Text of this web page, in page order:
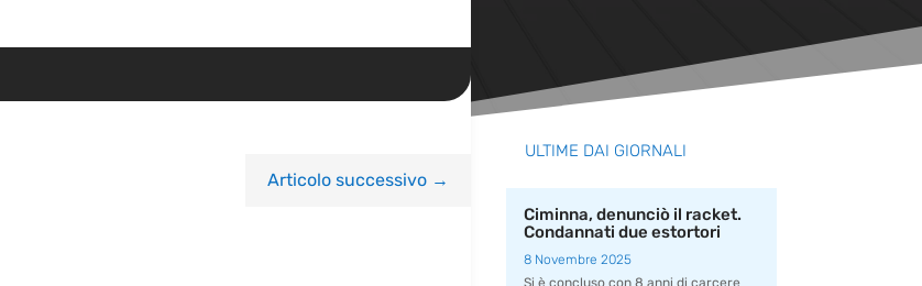
Articolo successivo→
ULTIME DAI GIORNALI
Ciminna, denunciò il racket.
Condannati due estortori
8 Novembre 2025
Si è concluso con 8 anni di carcere